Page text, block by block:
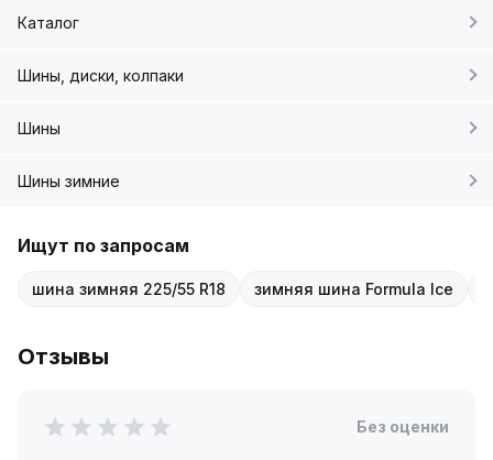
Каталог
Шины, диски, колпаки
Шины
Шины зимние
Ищут по запросам
шина зимняя 225/55 R18 зимняя шина Formula Ice
Отзывы
Без оценки